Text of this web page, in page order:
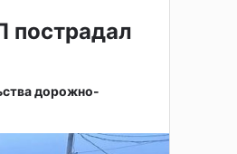
пострадал
дорожно-